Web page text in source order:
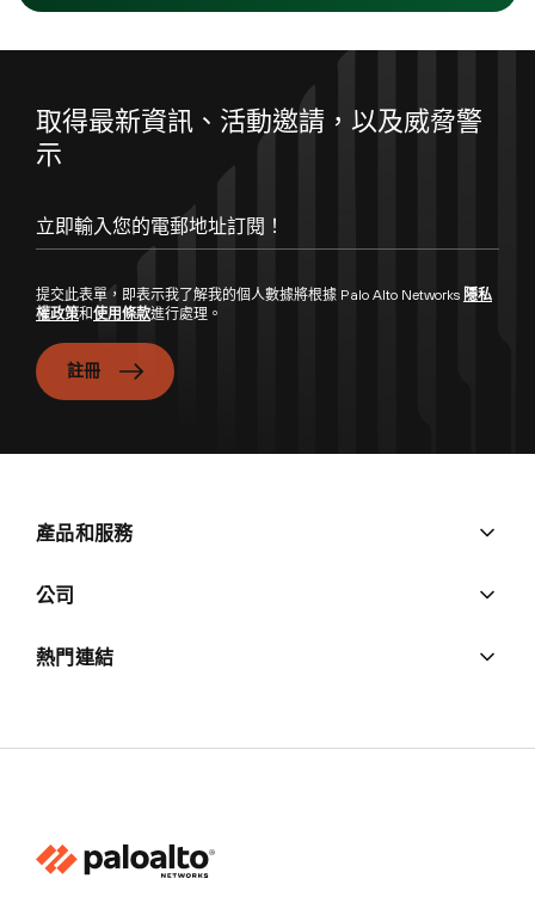
取得最新資訊、活動邀請，以及威脅警
示
提交此表單，即表示我了解我的個人數據將根據 Palo Alto Networks 隱私
權政策和使用條款進行處理。
註冊
產品和服務
公司
熱門連結